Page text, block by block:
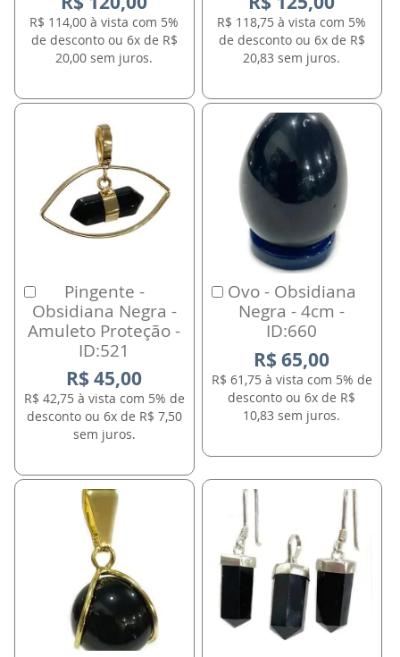
R$ 114,00 à vista com 5%
de desconto ou 6x de R$
20,00 sem juros.
R$ 118,75 à vista com 5%
de desconto ou 6x de R$
20,83 sem juros.
Pingente -
Obsidiana Negra -
Amuleto Proteção -
ID:521
R$ 45,00
R$ 42,75 à vista com 5% de
desconto ou 6x de R$ 7,50
sem juros.
Comprar
Ovo - Obsidiana
Negra - 4cm -
ID:660
R$ 65,00
R$ 61,75 à vista com 5% de
desconto ou 6x de R$
10,83 sem juros.
Comprar